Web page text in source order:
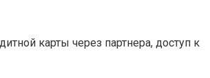
карты через партнера, доступ к